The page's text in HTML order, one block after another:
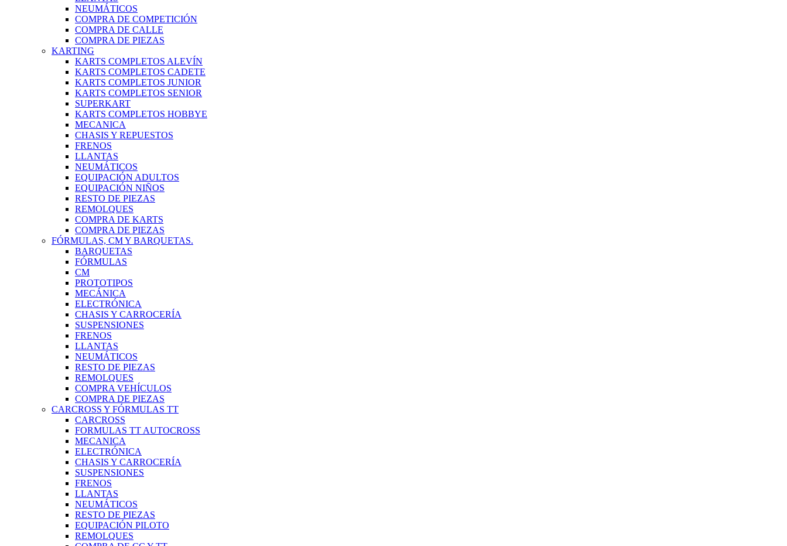
NEUMÁTICOS
COMPRA DE COMPETICIÓN
COMPRA DE CALLE
COMPRA DE PIEZAS
KARTING
KARTS COMPLETOS ALEVÍN
KARTS COMPLETOS CADETE
KARTS COMPLETOS JUNIOR
KARTS COMPLETOS SENIOR
SUPERKART
KARTS COMPLETOS HOBBYE
MECANICA
CHASIS Y REPUESTOS
FRENOS
LLANTAS
NEUMÁTICOS
EQUIPACIÓN ADULTOS
EQUIPACIÓN NIÑOS
RESTO DE PIEZAS
REMOLQUES
COMPRA DE KARTS
COMPRA DE PIEZAS
FÓRMULAS, CM Y BARQUETAS.
BARQUETAS
FÓRMULAS
CM
PROTOTIPOS
MECÁNICA
ELECTRÓNICA
CHASIS Y CARROCERÍA
SUSPENSIONES
FRENOS
LLANTAS
NEUMÁTICOS
RESTO DE PIEZAS
REMOLQUES
COMPRA VEHÍCULOS
COMPRA DE PIEZAS
CARCROSS Y FÓRMULAS TT
CARCROSS
FORMULAS TT AUTOCROSS
MECANICA
ELECTRÓNICA
CHASIS Y CARROCERÍA
SUSPENSIONES
FRENOS
LLANTAS
NEUMÁTICOS
RESTO DE PIEZAS
EQUIPACIÓN PILOTO
REMOLQUES